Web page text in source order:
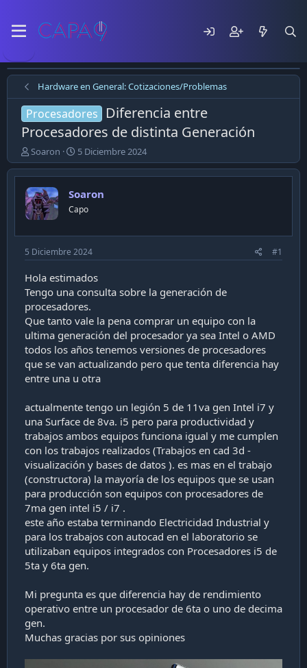
Hardware en General: Cotizaciones/Problemas
Procesadores
Diferencia entre
Procesadores de distinta Generación
E
m
p
e
z
ó
l
t
e
m
a
Soaron
F
e
c
a
d
p
u
b
l
c
a
c
i
ó
n
5 Diciembre 2024
Soaron
Capo
5 Diciembre 2024 #1
Hola estimados
Tengo una consulta sobre la generación de
procesadores.
Que tanto vale la pena comprar un equipo con la
ultima generación del procesador ya sea Intel o AMD
todos los años tenemos versiones de procesadores
que se van actualizando pero que tenta diferencia hay
entre una u otra
actualmente tengo un legión 5 de 11va gen Intel i7 y
una Surface de 8va. i5 pero para productividad y
trabajos ambos equipos funciona igual y me cumplen
con los trabajos realizados (Trabajos en cad 3d -
visualización y bases de datos ). es mas en el trabajo
(constructora) la mayoría de los equipos que se usan
para producción son equipos con procesadores de
7ma gen intel i5 / i7 .
este año estaba terminando Electricidad Industrial y
para los trabajos con autocad en el laboratorio se
utilizaban equipos integrados con Procesadores i5 de
5ta y 6ta gen.
Mi pregunta es que diferencia hay de rendimiento
operativo entre un procesador de 6ta o uno de decima
gen.
Muchas gracias por sus opiniones